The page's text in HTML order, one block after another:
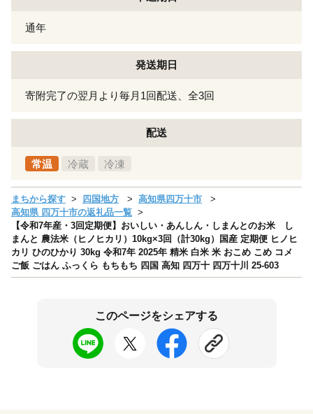
通年
発送期日
寄附完了の翌月より毎月1回配送、全3回
配送
常温 冷蔵 冷凍
まちから探す 四国地方
高知県四万十市
高知県 四万十市の返礼品一覧
【令和7年産・3回定期便】おいしい・あんしん・しまんとのお米 し
まんと 農法米（ヒノヒカリ）10kg×3回（計30kg）国産 定期便 ヒノヒ
カリ ひのひかり 30kg 令和7年 2025年 精米 白米 米 おこめ こめ コメ
ご飯 ごはん ふっくら もちもち 四国 高知 四万十 四万十川 25-603
このページをシェアする